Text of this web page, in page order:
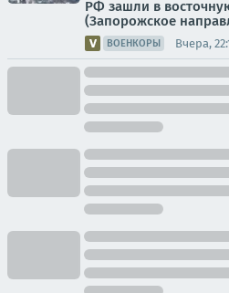
РФ зашли в
(Запорожское
ВОЕНКОРЫ Вчера,